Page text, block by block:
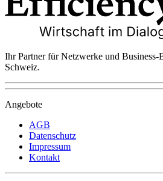
Ihr Partner für Netzwerke und Business-
Schweiz.
Angebote
AGB
Datenschutz
Impressum
Kontakt